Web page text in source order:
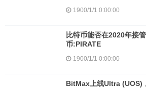
1900/1/1 0:00:00
比特币能否在2020年接
币:PIRATE
1900/1/1 0:00:00
BitMax上线Ultra (UOS)